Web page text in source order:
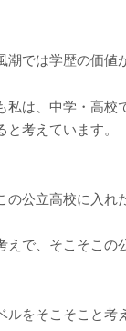
潮では学歴の価値
私は、中学・高校
と考えています。
の公立高校に入れ
えで、そこそこの
ルをそこそこと考